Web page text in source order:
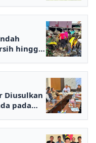
hingga
Diusulkan
pada